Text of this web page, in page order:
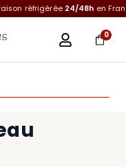
réfrigérée 24/48h en
0